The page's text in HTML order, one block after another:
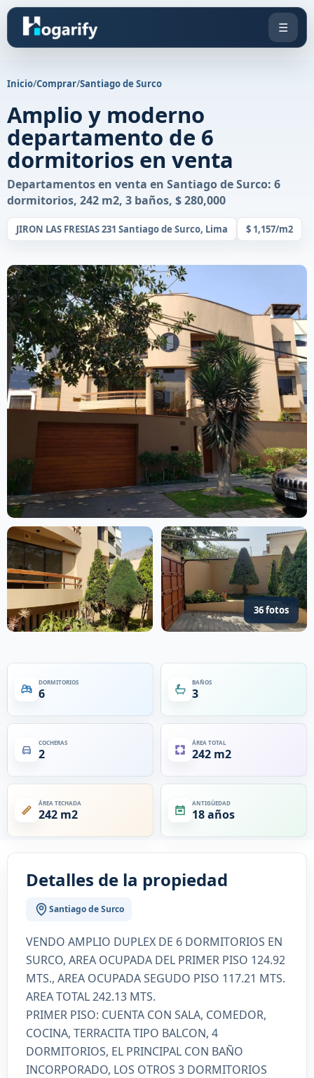
☰
Inicio/Comprar/Santiago de Surco
Amplio y moderno
departamento de 6
dormitorios en venta
Departamentos en venta en Santiago de Surco: 6
dormitorios, 242 m2, 3 baños, $ 280,000
JIRON LAS FRESIAS 231 Santiago de Surco, Lima $ 1,157/m2
36 fotos
DORMITORIOS
6
BAÑOS
3
COCHERAS
2
ÁREA TOTAL
242 m2
ÁREA TECHADA
242 m2
ANTIGÜEDAD
18 años
Detalles de la propiedad
Santiago de Surco
VENDO AMPLIO DUPLEX DE 6 DORMITORIOS EN
SURCO, AREA OCUPADA DEL PRIMER PISO 124.92
MTS., AREA OCUPADA SEGUDO PISO 117.21 MTS.
AREA TOTAL 242.13 MTS.
PRIMER PISO: CUENTA CON SALA, COMEDOR,
COCINA, TERRACITA TIPO BALCON, 4
DORMITORIOS, EL PRINCIPAL CON BAÑO
INCORPORADO, LOS OTROS 3 DORMITORIOS